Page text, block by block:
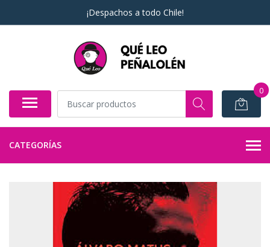
¡Despachos a todo Chile!
0
CATEGORÍAS